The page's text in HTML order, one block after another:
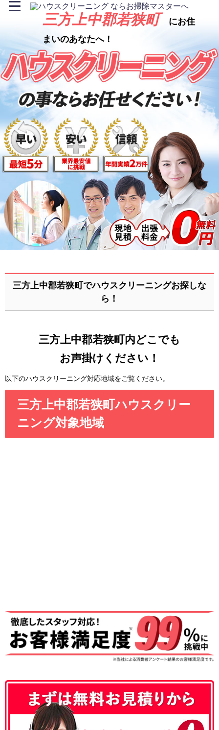
三方上中郡若狭町 にお住
まいのあなたへ！
三方上中郡若狭町でハウスクリーニングお探しな
ら！
三方上中郡若狭町内どこでも
お声掛けください！
以下のハウスクリーニング対応地域をご覧ください。
三方上中郡若狭町ハウスクリー
ニング対象地域